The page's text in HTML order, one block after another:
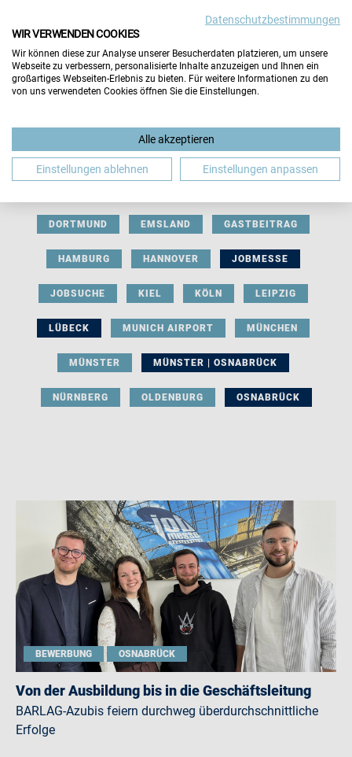
BERUFLICHE ORIENTIERUNG BEWERBUNG
DORTMUND EMSLAND GASTBEITRAG
HAMBURG HANNOVER JOBMESSE
JOBSUCHE KIEL KÖLN LEIPZIG
LÜBECK MUNICH AIRPORT MÜNCHEN
MÜNSTER MÜNSTER | OSNABRÜCK
NÜRNBERG OLDENBURG OSNABRÜCK
BEWERBUNG OSNABRÜCK
Von der Ausbildung bis in die Geschäftsleitung
BARLAG-Azubis feiern durchweg überdurchschnittliche
Erfolge
Datenschutzbestimmungen
WIR VERWENDEN COOKIES
Wir können diese zur Analyse unserer Besucherdaten platzieren, um unsere
Webseite zu verbessern, personalisierte Inhalte anzuzeigen und Ihnen ein
großartiges Webseiten-Erlebnis zu bieten. Für weitere Informationen zu den
von uns verwendeten Cookies öffnen Sie die Einstellungen.
Alle akzeptieren
Einstellungen ablehnen Einstellungen anpassen